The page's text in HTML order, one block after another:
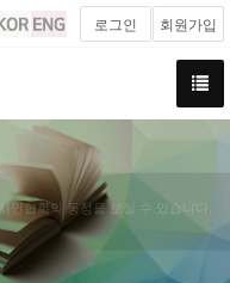
로그인 회원가입
시인협회의 동정을 보실 수 있습니다.